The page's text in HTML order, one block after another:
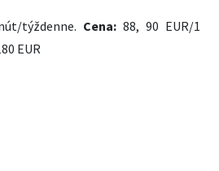
týždenne. Cena:88, 90 EUR/1
EUR